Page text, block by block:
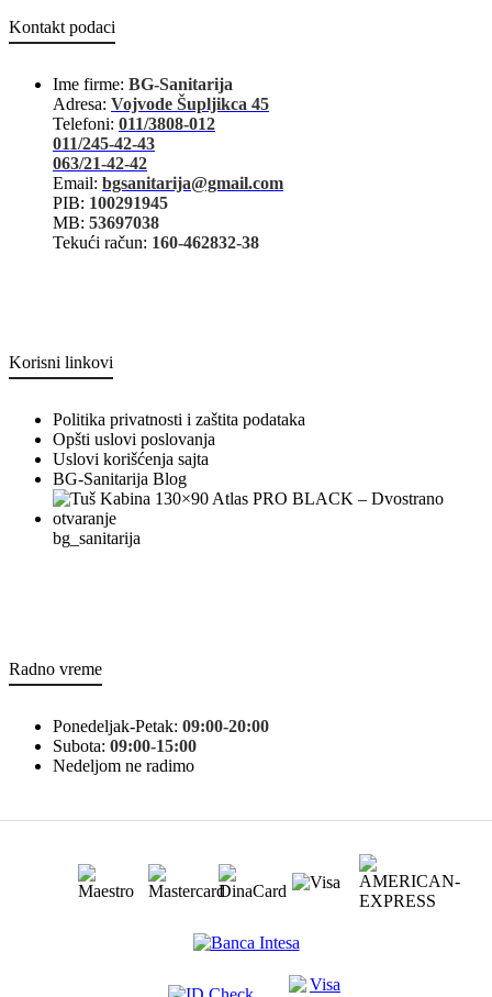
Kontakt podaci
Ime firme: BG-Sanitarija
Adresa: Vojvode Šupljikca 45
Telefoni: 011/3808-012
011/245-42-43
063/21-42-42
Email: bgsanitarija@gmail.com
PIB: 100291945
MB: 53697038
Tekući račun: 160-462832-38
Korisni linkovi
Politika privatnosti i zaštita podataka
Opšti uslovi poslovanja
Uslovi korišćenja sajta
BG-Sanitarija Blog
bg_sanitarija
Radno vreme
Ponedeljak-Petak: 09:00-20:00
Subota: 09:00-15:00
Nedeljom ne radimo